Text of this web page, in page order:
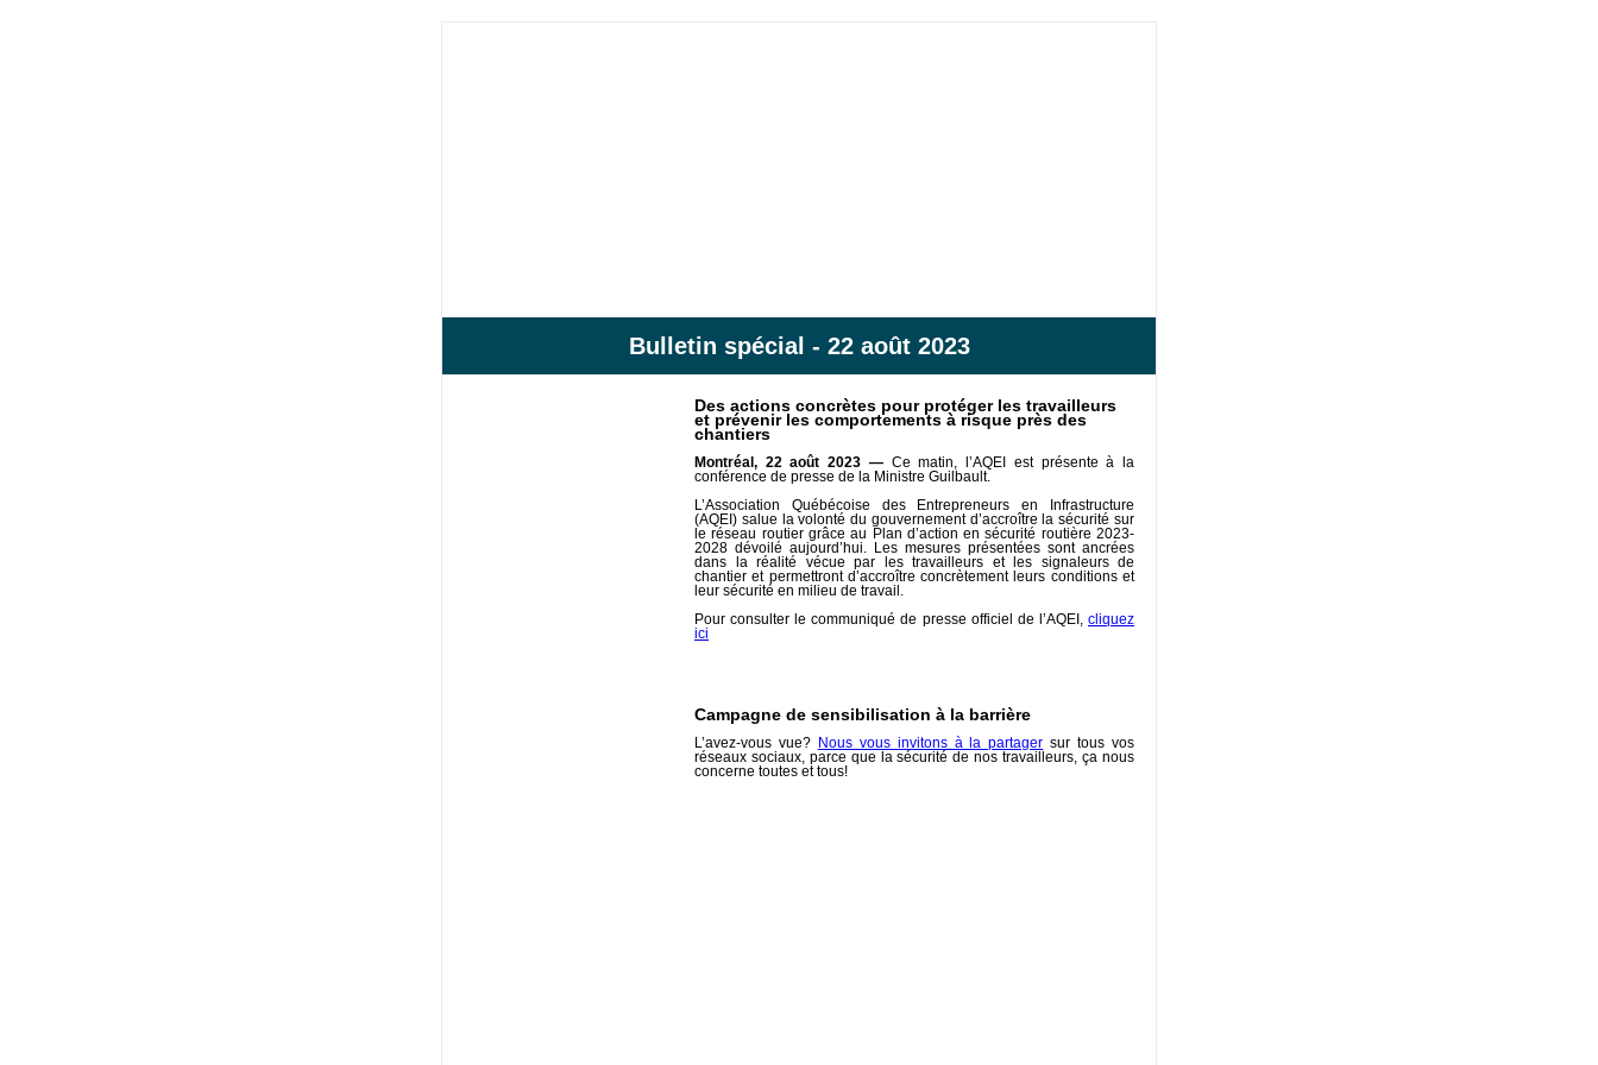
Bulletin spécial - 22 août 2023
Des actions concrètes pour protéger les travailleurs
et prévenir les comportements à risque près des
chantiers
Montréal, 22 août 2023 —Ce matin, l’AQEI est présente à la
conférence de presse de la Ministre Guilbault.
L’Association Québécoise des Entrepreneurs en Infrastructure
(AQEI) salue la volonté du gouvernement d’accroître la sécurité sur
le réseau routier grâce au Plan d’action en sécurité routière 2023-
2028 dévoilé aujourd’hui. Les mesures présentées sont ancrées
dans la réalité vécue par les travailleurs et les signaleurs de
chantier et permettront d’accroître concrètement leurs conditions et
leur sécurité en milieu de travail.
Pour consulter le communiqué de presse officiel de l’AQEI, cliquez
ici
Campagne de sensibilisation à la barrière
L’avez-vous vue? Nous vous invitons à la partager sur tous vos
réseaux sociaux, parce que la sécurité de nos travailleurs, ça nous
concerne toutes et tous!